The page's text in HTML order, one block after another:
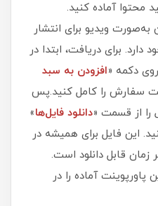
محتوا آماده کنید.
ویدیو برای انتشار
برای دریافت، ابتدا در
دکمه «افزودن به سبد
سفارش را کامل کنید.پس
از قسمت «دانلود فایل‌ها»
این فایل برای همیشه در
قابل دانلود است.
آماده را در